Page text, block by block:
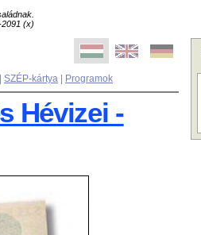
(x)
SZÉP-kártya Programok
Hévizei -